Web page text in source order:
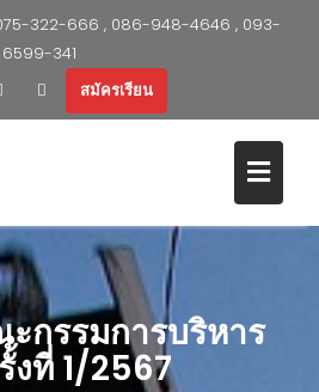
322-666 , 086-948-4646 , 093-
6599-341
สมัครเรียน
กรรมการบริหาร
งที่ 1/2567